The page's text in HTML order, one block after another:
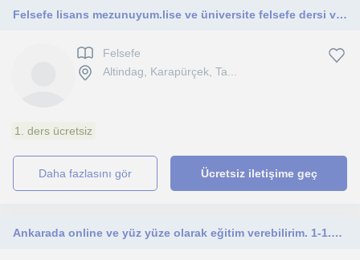
Felsefe lisans mezunuyum.lise ve üniversite felsefe dersi verebilirim💫
Felsefe
Altindag, Karapürçek, Ta...
1. ders ücretsiz
daha fazlasını gör Ücretsiz iletişime geç
Ankarada online ve yüz yüze olarak eğitim verebilirim. 1-1.5 sene kadar deneyime sahibim. Genç arkadaşlara yardımcı olabilirim.